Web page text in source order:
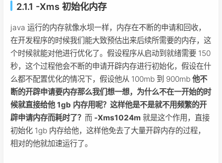
2.1.1 -Xms 初始化内存
java 运行的内存就像水坝一样，内存在不断的申请和回收，
在开发程序的时候我们能大致预估出来后续所需要的内存，这
个时候就能对他进行优化了。假设程序从启动到就绪需要 150
秒，这个过程他会不断的申请开辟内存进行初始化，假设在什
么都不配置优化的情况下，假设他从 100mb 到 900mb 他不
断的开辟申请要内存那么我们想一想，为什么不在一开始的时
候就直接给他 1gb 内存用呢？这样他是不是就不用频繁的开
辟申请内存而耗时了？ 而 -Xms1024m 就是这个作用，直接
初始化 1gb 内存给他，这样他免去了大量开辟内存的过程，
相对的他就加速运行了。